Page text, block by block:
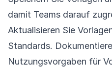
damit Teams darauf
Aktualisieren Sie
Standards.
Nutzungsvorgaben für